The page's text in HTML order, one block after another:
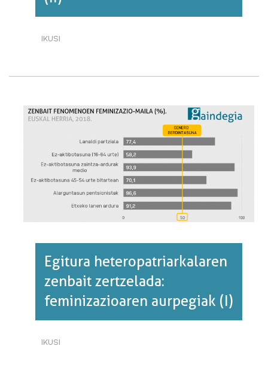
IKUSI
ZERTZELADA:
(II)·RI
Egitura heteropatriarkalaren
zenbait zertzelada:
feminizazioaren aurpegiak (I)
IKUSI